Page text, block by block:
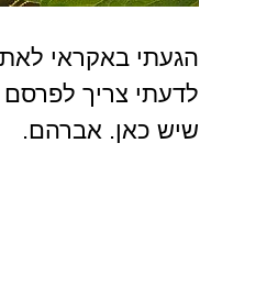
הגעתי באקראי
לדעתי צריך לפרסם
שיש כאן. אברהם.